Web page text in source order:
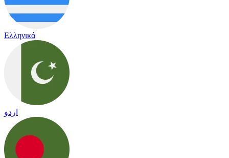
Ελληνικά
اردو